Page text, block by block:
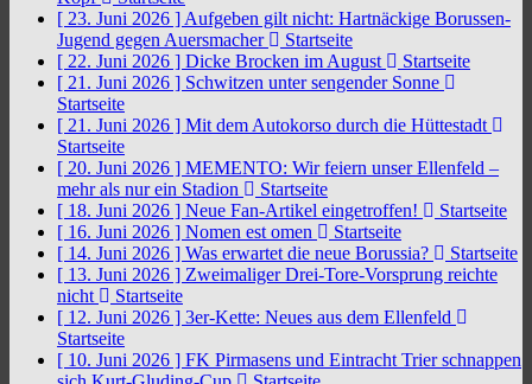
[ 23. Juni 2026 ] Aufgeben gilt nicht: Hartnäckige Borussen-
Jugend gegen Auersmacher
Startseite
[ 22. Juni 2026 ] Dicke Brocken im August
Startseite
[ 21. Juni 2026 ] Schwitzen unter sengender Sonne
Startseite
[ 21. Juni 2026 ] Mit dem Autokorso durch die Hüttestadt
Startseite
[ 20. Juni 2026 ] MEMENTO: Wir feiern unser Ellenfeld –
mehr als nur ein Stadion
Startseite
[ 18. Juni 2026 ] Neue Fan-Artikel eingetroffen!
Startseite
[ 16. Juni 2026 ] Nomen est omen
Startseite
[ 14. Juni 2026 ] Was erwartet die neue Borussia?
Startseite
[ 13. Juni 2026 ] Zweimaliger Drei-Tore-Vorsprung reichte
nicht
Startseite
[ 12. Juni 2026 ] 3er-Kette: Neues aus dem Ellenfeld
Startseite
[ 10. Juni 2026 ] FK Pirmasens und Eintracht Trier schnappen